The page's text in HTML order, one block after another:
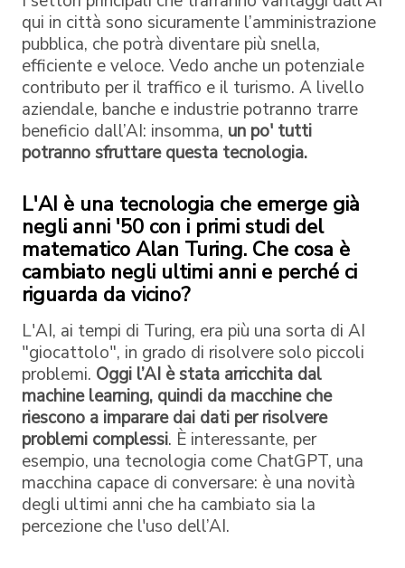
qui in città sono sicuramente l’amministrazione
pubblica, che potrà diventare più snella,
efficiente e veloce. Vedo anche un potenziale
contributo per il traffico e il turismo. A livello
aziendale, banche e industrie potranno trarre
beneficio dall’AI: insomma, un po' tutti
potranno sfruttare questa tecnologia.
L'AI è una tecnologia che emerge già
negli anni '50 con i primi studi del
matematico Alan Turing. Che cosa è
cambiato negli ultimi anni e perché ci
riguarda da vicino?
L'AI, ai tempi di Turing, era più una sorta di AI
"giocattolo", in grado di risolvere solo piccoli
problemi. Oggi l’AI è stata arricchita dal
machine learning, quindi da macchine che
riescono a imparare dai dati per risolvere
problemi complessi. È interessante, per
esempio, una tecnologia come ChatGPT, una
macchina capace di conversare: è una novità
degli ultimi anni che ha cambiato sia la
percezione che l'uso dell’AI.